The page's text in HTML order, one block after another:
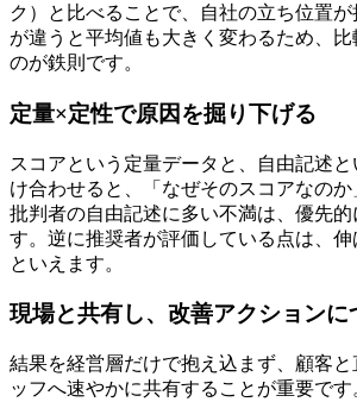
ク）と比べることで、自社の立ち位置
が違うと平均値も大きく変わるため、比
のが鉄則です。
定量×定性で原因を掘り下げる
スコアという定量データと、自由記述
け合わせると、「なぜそのスコアなのか
批判者の自由記述に多い不満は、優先
す。逆に推奨者が評価している点は、
といえます。
現場と共有し、改善アクションに
結果を経営層だけで抱え込まず、顧客
ッフへ速やかに共有することが重要で